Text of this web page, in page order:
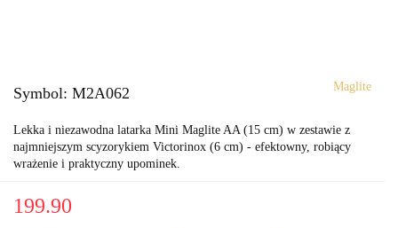
Symbol: M2A062 Maglite
Lekka i niezawodna latarka Mini Maglite AA (15 cm) w zestawie z
najmniejszym scyzorykiem Victorinox (6 cm) - efektowny, robiący
wrażenie i praktyczny upominek.
199.90